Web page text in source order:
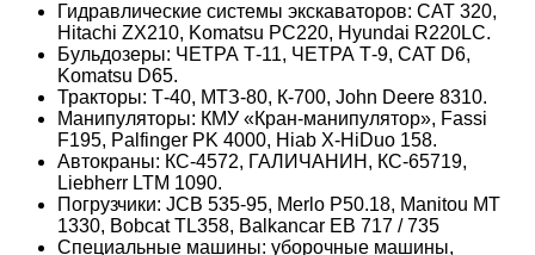
Гидравлические системы экскаваторов: CAT 320,
Hitachi ZX210, Komatsu PC220, Hyundai R220LC.
Бульдозеры: ЧЕТРА Т-11, ЧЕТРА Т-9, CAT D6,
Komatsu D65.
Тракторы: Т-40, МТЗ-80, К-700, John Deere 8310.
Манипуляторы: КМУ «Кран-манипулятор», Fassi
F195, Palfinger PK 4000, Hiab X-HiDuo 158.
Автокраны: КС-4572, ГАЛИЧАНИН, КС-65719,
Liebherr LTM 1090.
Погрузчики: JCB 535-95, Merlo P50.18, Manitou MT
1330, Bobcat TL358, Balkancar ЕВ 717 / 735
Специальные машины: уборочные машины,